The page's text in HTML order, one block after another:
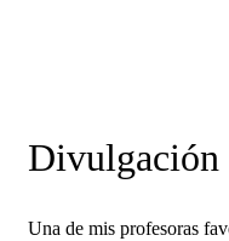
Divulgación
Una de mis profesoras